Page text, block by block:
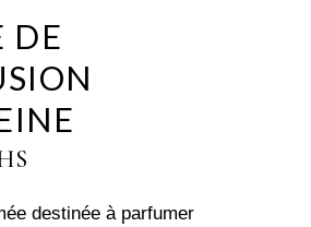
DE
destinée à parfumer